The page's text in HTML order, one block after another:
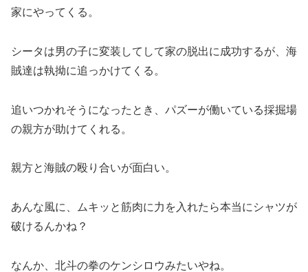
家にやってくる。
シータは男の子に変装してして家の脱出に成功するが、海
賊達は執拗に追っかけてくる。
追いつかれそうになったとき、パズーが働いている採掘場
の親方が助けてくれる。
親方と海賊の殴り合いが面白い。
あんな風に、ムキッと筋肉に力を入れたら本当にシャツが
破けるんかね？
なんか、北斗の拳のケンシロウみたいやね。